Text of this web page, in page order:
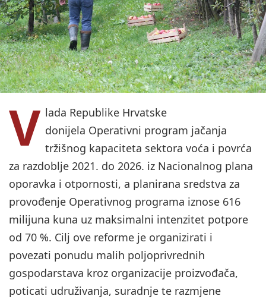
V lada Republike Hrvatske
donijela Operativni program jačanja
tržišnog kapaciteta sektora voća i povrća
za razdoblje 2021. do 2026. iz Nacionalnog plana
oporavka i otpornosti, a planirana sredstva za
provođenje Operativnog programa iznose 616
milijuna kuna uz maksimalni intenzitet potpore
od 70 %. Cilj ove reforme je organizirati i
povezati ponudu malih poljoprivrednih
gospodarstava kroz organizacije proizvođača,
poticati udruživanja, suradnje te razmjene